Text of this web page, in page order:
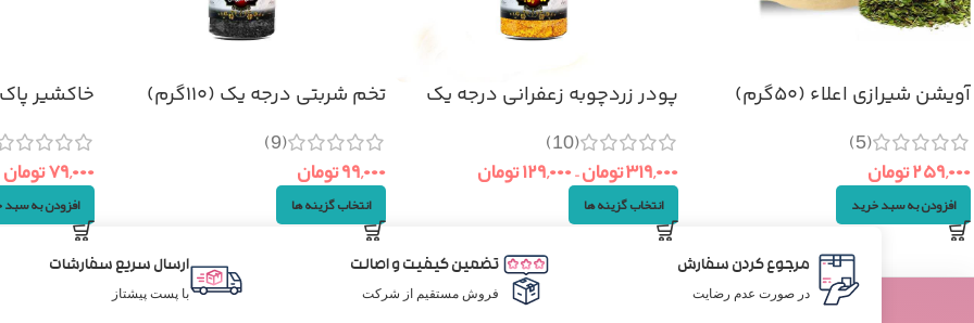
آویشن شیرازی اعلاء (۵۰گرم)
(5)
۲۵۹,۰۰۰تومان
افزودن به سبد خرید
پودر زردچوبه زعفرانی درجه یک
(10)
۳۱۹,۰۰۰تومان–۱۲۹,۰۰۰تومان
انتخاب گزینه ها
تخم شربتی درجه یک (۱۱۰گرم)
(9)
۹۹,۰۰۰تومان
انتخاب گزینه ها
خاکشیر پاک
۷۹,۰۰۰تومان
افزودن به
مرجوع کردن سفارش
در صورت عدم رضایت
تضمین کیفیت و اصالت
فروش مستقیم از شرکت
ارسال سریع سفارشات
با پست پیشتاز